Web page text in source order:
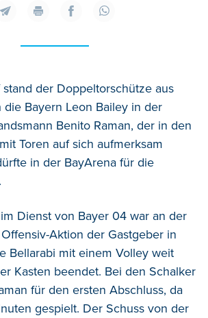
der Doppeltorschütze aus
Bayern Leon Bailey in der
Benito Raman, der in den
Toren auf sich aufmerksam
in der BayArena für die
Dienst von Bayer 04 war an der
Aktion der Gastgeber in
Bellarabi mit einem Volley weit
Kasten beendet. Bei den Schalker
für den ersten Abschluss, da
gespielt. Der Schuss von der